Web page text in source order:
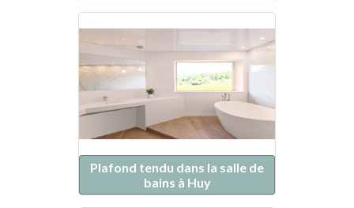
Plafond tendu dans la salle de
bains à Huy